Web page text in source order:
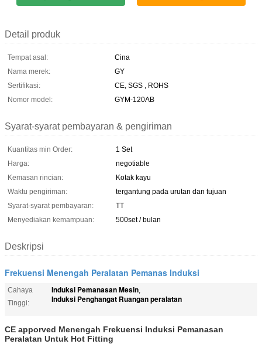
Detail produk
Tempat asal:
Cina
Nama merek:
GY
Sertifikasi:
CE, SGS , ROHS
Nomor model:
GYM-120AB
Syarat-syarat pembayaran & pengiriman
Kuantitas min Order:
1 Set
Harga:
negotiable
Kemasan rincian:
Kotak kayu
Waktu pengiriman:
tergantung pada urutan dan tujuan
Syarat-syarat pembayaran:
TT
Menyediakan kemampuan:
500set / bulan
Deskripsi
Frekuensi Menengah Peralatan Pemanas Induksi
Cahaya
Tinggi:
Induksi Pemanasan Mesin,
Induksi Penghangat Ruangan peralatan
CE apporved Menengah Frekuensi Induksi Pemanasan
Peralatan Untuk Hot Fitting